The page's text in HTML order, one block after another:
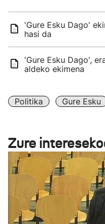
'Gure Esku Dago'
hasi da
'Gure Esku Dago',
aldeko ekimena
Politika Gure Esku
Zure